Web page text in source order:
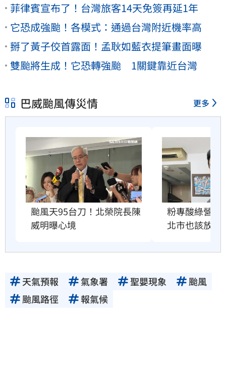
菲律賓宣布了！台灣旅客14天免簽再延1年
它恐成強颱！各模式：通過台灣附近機率高
掰了黃子佼首露面！孟耿如藍衣提筆畫面曝
雙颱將生成！它恐轉強颱 1關鍵靠近台灣
巴威颱風傳災情 更多
颱風天95台刀！北榮院長陳
威明曝心境
粉專酸綠營颱
北市也該放4天
天氣預報 氣象署 聖嬰現象
颱風
颱風路徑
報氣候